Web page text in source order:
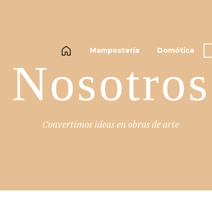
Mampostería Domótica
Nosotros
Convertimos ideas en obras de arte